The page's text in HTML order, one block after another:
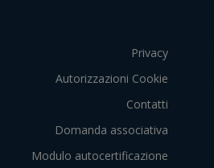
Privacy
Autorizzazioni Cookie
Contatti
Domanda associativa
Modulo autocertificazione